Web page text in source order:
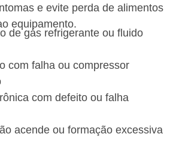
e evite perda de alimentos
equipamento.
de gás refrigerante ou fluido
com falha ou compressor
com defeito ou falha
acende ou formação excessiva